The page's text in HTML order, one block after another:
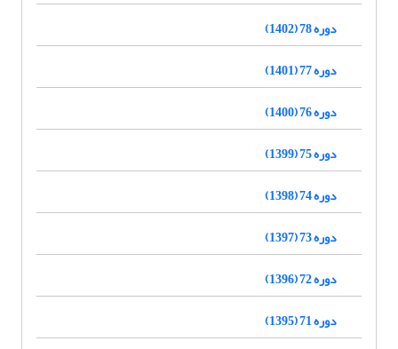
دوره 78 (1402)
دوره 77 (1401)
دوره 76 (1400)
دوره 75 (1399)
دوره 74 (1398)
دوره 73 (1397)
دوره 72 (1396)
دوره 71 (1395)